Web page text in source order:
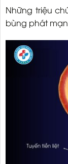
Những triệu
bùng phát